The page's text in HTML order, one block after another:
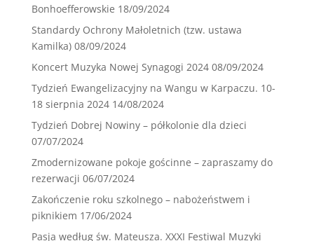
Bonhoefferowskie 18/09/2024
Standardy Ochrony Małoletnich (tzw. ustawa
Kamilka) 08/09/2024
Koncert Muzyka Nowej Synagogi 2024 08/09/2024
Tydzień Ewangelizacyjny na Wangu w Karpaczu. 10-
18 sierpnia 2024 14/08/2024
Tydzień Dobrej Nowiny – półkolonie dla dzieci
07/07/2024
Zmodernizowane pokoje gościnne – zapraszamy do
rezerwacji 06/07/2024
Zakończenie roku szkolnego – nabożeństwem i
piknikiem 17/06/2024
Pasja według św. Mateusza. XXXI Festiwal Muzyki